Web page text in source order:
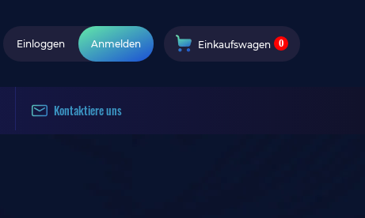
Einloggen Anmelden Einkaufswagen 0
Kontaktiere uns